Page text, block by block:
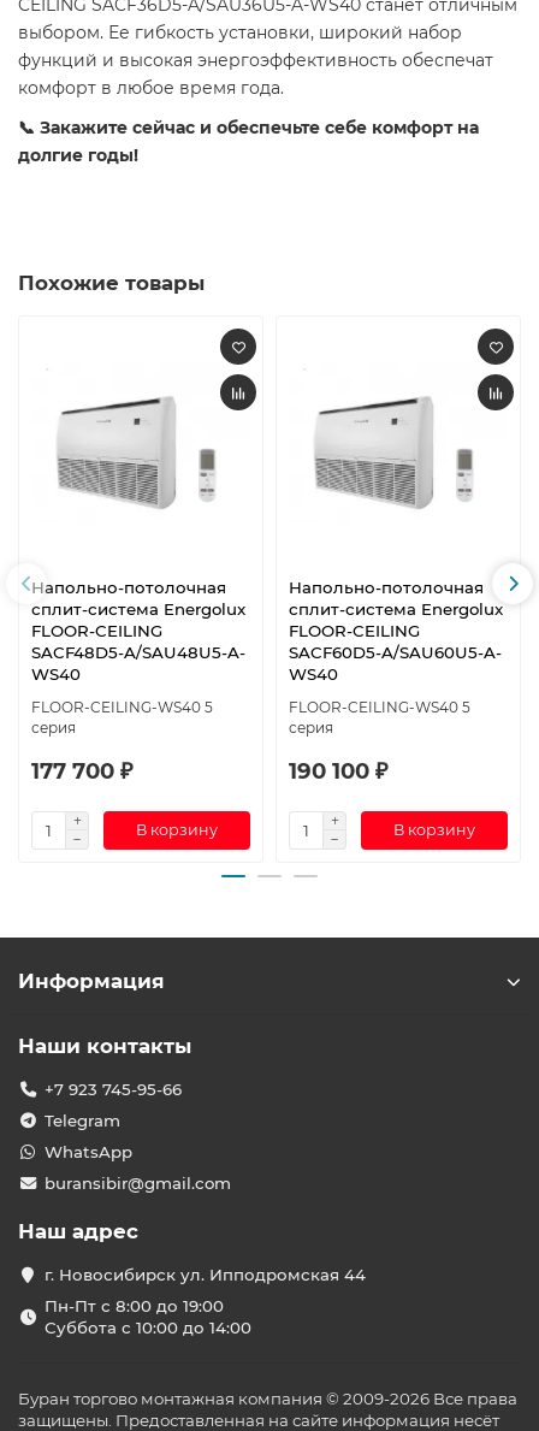
CEILING SACF36D5-A/SAU36U5-A-WS40 станет отличным
выбором. Ее гибкость установки, широкий набор
функций и высокая энергоэффективность обеспечат
комфорт в любое время года.
📞 Закажите сейчас и обеспечьте себе комфорт на
долгие годы!
Похожие товары
Напольно-потолочная
сплит-система Energolux
FLOOR-CEILING
SACF48D5-A/SAU48U5-A-
WS40
FLOOR-CEILING-WS40 5
серия
177 700 ₽
В корзину
Напольно-потолочная
сплит-система Energolux
FLOOR-CEILING
SACF60D5-A/SAU60U5-A-
WS40
FLOOR-CEILING-WS40 5
серия
190 100 ₽
В корзину
Информация
Наши контакты
+7 923 745-95-66
Telegram
WhatsApp
buransibir@gmail.com
Наш адрес
г. Новосибирск ул. Ипподромская 44
Пн-Пт с 8:00 до 19:00
Суббота с 10:00 до 14:00
Буран торгово монтажная компания © 2009-2026 Все права
защищены. Предоставленная на сайте информация несёт